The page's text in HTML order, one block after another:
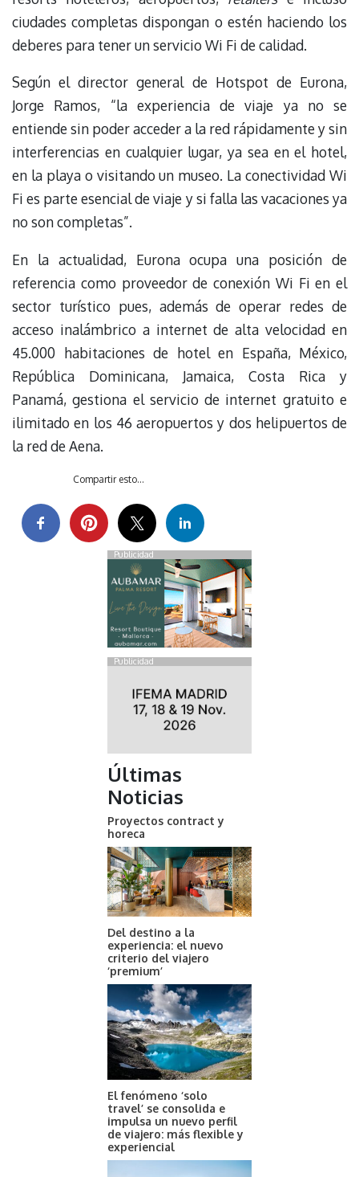
ciudades completas dispongan o estén haciendo los
deberes para tener un servicio Wi Fi de calidad.
Según el director general de Hotspot de Eurona,
Jorge Ramos, “la experiencia de viaje ya no se
entiende sin poder acceder a la red rápidamente y sin
interferencias en cualquier lugar, ya sea en el hotel,
en la playa o visitando un museo. La conectividad Wi
Fi es parte esencial de viaje y si falla las vacaciones ya
no son completas”.
En la actualidad, Eurona ocupa una posición de
referencia como proveedor de conexión Wi Fi en el
sector turístico pues, además de operar redes de
acceso inalámbrico a internet de alta velocidad en
45.000 habitaciones de hotel en España, México,
República Dominicana, Jamaica, Costa Rica y
Panamá, gestiona el servicio de internet gratuito e
ilimitado en los 46 aeropuertos y dos helipuertos de
la red de Aena.
Compartir esto...
Publicidad
Publicidad
Últimas
Noticias
Proyectos contract y
horeca
Del destino a la
experiencia: el nuevo
criterio del viajero
‘premium’
El fenómeno ‘solo
travel’ se consolida e
impulsa un nuevo perfil
de viajero: más flexible y
experiencial